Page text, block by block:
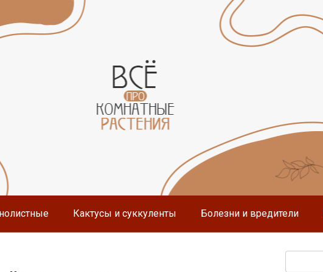
Кактусы и суккуленты Болезни и вредители